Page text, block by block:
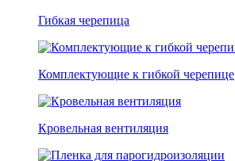
Гибкая черепица
Комплектующие к гибкой черепице
Кровельная вентиляция